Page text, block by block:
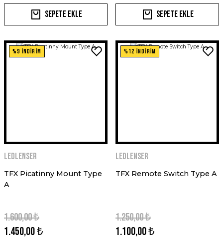
Sepete Ekle Sepete Ekle
%9 İNDİRİM
Ledlenser
TFX Picatinny Mount Type
A
1.450,00 ₺
1.600,00 ₺
%12 İNDİRİM
Ledlenser
TFX Remote Switch Type A
1.100,00 ₺
1.250,00 ₺